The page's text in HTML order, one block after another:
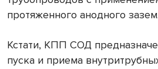
протяженного анодного
Кстати, КПП СОД
пуска и приема